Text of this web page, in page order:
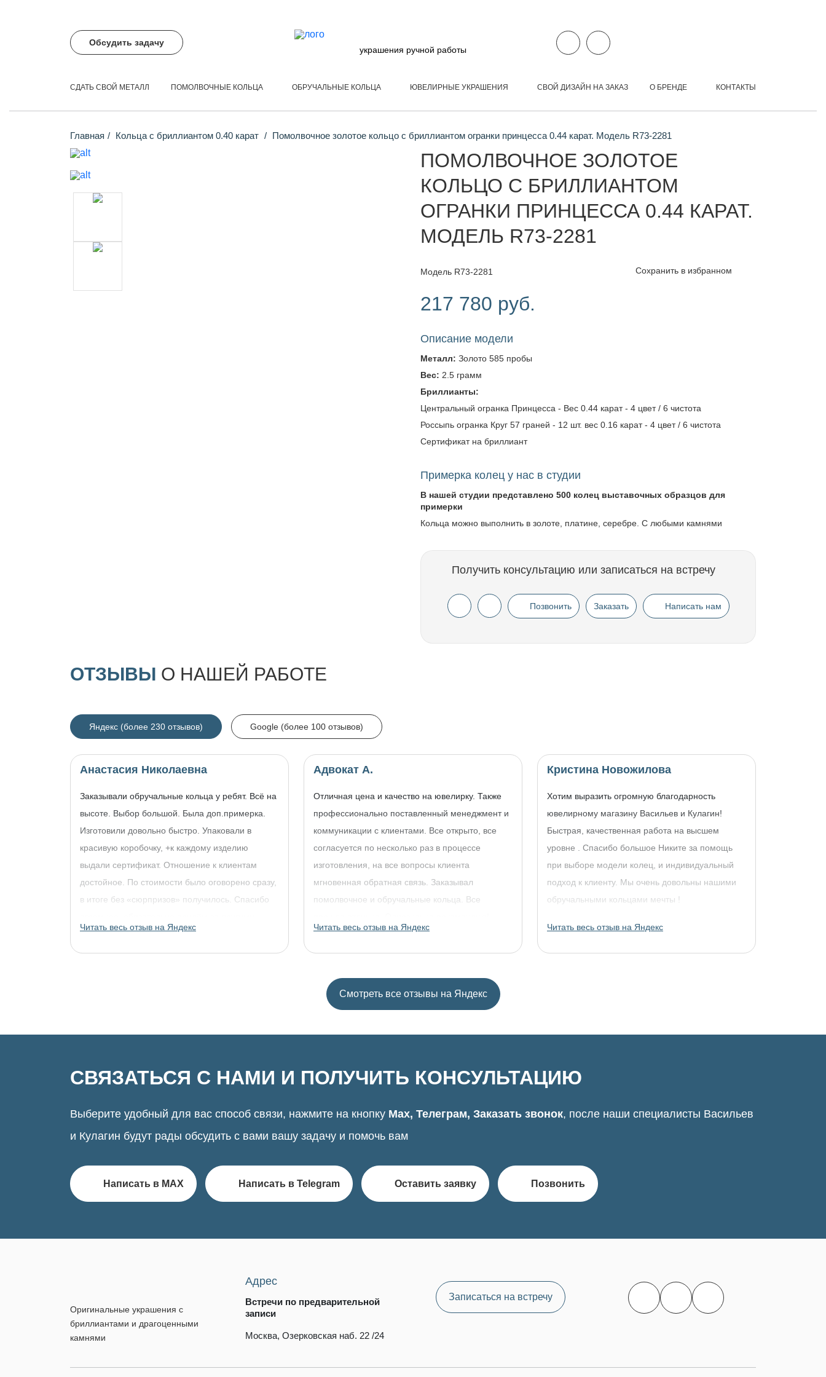
Обсудить задачу
украшения ручной работы
СДАТЬ СВОЙ МЕТАЛЛ ПОМОЛВОЧНЫЕ КОЛЬЦА ОБРУЧАЛЬНЫЕ КОЛЬЦА ЮВЕЛИРНЫЕ УКРАШЕНИЯ СВОЙ ДИЗАЙН НА ЗАКАЗ О БРЕНДЕ КОНТАКТЫ
Главная Кольца с бриллиантом 0.40 карат Помолвочное золотое кольцо с бриллиантом огранки принцесса 0.44 карат. Модель R73-2281
ПОМОЛВОЧНОЕ ЗОЛОТОЕ
КОЛЬЦО С БРИЛЛИАНТОМ
ОГРАНКИ ПРИНЦЕССА 0.44 КАРАТ.
МОДЕЛЬ R73-2281
Модель R73-2281 Сохранить в избранном
217 780 руб.
Описание модели
Металл: Золото 585 пробы
Вес: 2.5 грамм
Бриллианты:
Центральный огранка Принцесса - Вес 0.44 карат - 4 цвет / 6 чистота
Россыпь огранка Круг 57 граней - 12 шт. вес 0.16 карат - 4 цвет / 6 чистота
Сертификат на бриллиант
Примерка колец у нас в студии
В нашей студии представлено 500 колец выставочных образцов для
примерки
Кольца можно выполнить в золоте, платине, серебре. С любыми камнями
Получить консультацию или записаться на встречу
Позвонить Заказать Написать нам
ОТЗЫВЫ О НАШЕЙ РАБОТЕ
Яндекс (более 230 отзывов) Google (более 100 отзывов)
Анастасия Николаевна
Заказывали обручальные кольца у ребят. Всё на
высоте. Выбор большой. Была доп.примерка.
Изготовили довольно быстро. Упаковали в
красивую коробочку, +к каждому изделию
выдали сертификат. Отношение к клиентам
достойное. По стоимости было оговорено сразу,
в итоге без «сюрпризов» получилось. Спасибо
украшениями!
Читать весь отзыв на Яндекс
Адвокат А.
Отличная цена и качество на ювелирку. Также
профессионально поставленный менеджмент и
коммуникации с клиентами. Все открыто, все
согласуется по несколько раз в процессе
изготовления, на все вопросы клиента
мгновенная обратная связь. Заказывал
помолвочное и обручальные кольца. Все
Читать весь отзыв на Яндекс
Кристина Новожилова
Хотим выразить огромную благодарность
ювелирному магазину Васильев и Кулагин!
Быстрая, качественная работа на высшем
уровне . Спасибо большое Никите за помощь
при выборе модели колец, и индивидуальный
подход к клиенту. Мы очень довольны нашими
обручальными кольцами мечты !
Читать весь отзыв на Яндекс
Смотреть все отзывы на Яндекс
СВЯЗАТЬСЯ С НАМИ И ПОЛУЧИТЬ КОНСУЛЬТАЦИЮ
Выберите удобный для вас способ связи, нажмите на кнопку Max, Телеграм, Заказать звонок, после наши специалисты Васильев
и Кулагин будут рады обсудить с вами вашу задачу и помочь вам
Написать в MAX Написать в Telegram Оставить заявку Позвонить
Оригинальные украшения с
бриллиантами и драгоценными
камнями
Адрес
Встречи по предварительной
записи
Москва, Озерковская наб. 22 /24
Записаться на встречу